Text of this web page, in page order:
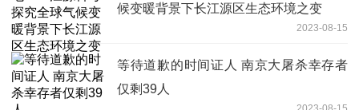
候变暖背景下长江源区生态环境之变
2023-08-15
等待道歉的时间证人 南京大屠杀幸存者
仅剩39人